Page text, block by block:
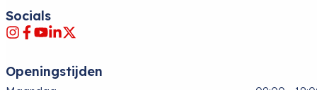
Socials
Openingstijden